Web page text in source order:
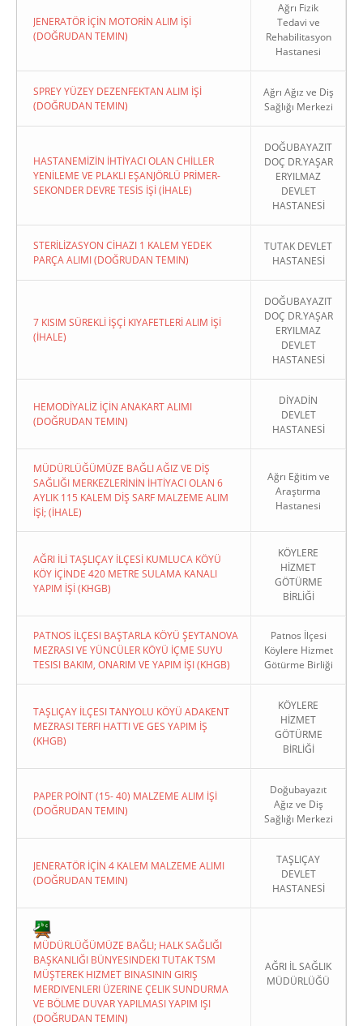
JENERATÖR İÇİN MOTORİN ALIM İŞİ
(DOĞRUDAN TEMIN)
Ağrı Fizik
Tedavi ve
Rehabilitasyon
Hastanesi
SPREY YÜZEY DEZENFEKTAN ALIM İŞİ
(DOĞRUDAN TEMIN)
Ağrı Ağız ve Diş
Sağlığı Merkezi
HASTANEMİZİN İHTİYACI OLAN CHİLLER
YENİLEME VE PLAKLI EŞANJÖRLÜ PRİMER-
SEKONDER DEVRE TESİS İŞİ (İHALE)
DOĞUBAYAZIT
DOÇ DR.YAŞAR
ERYILMAZ
DEVLET
HASTANESİ
STERİLİZASYON CİHAZI 1 KALEM YEDEK
PARÇA ALIMI (DOĞRUDAN TEMIN)
TUTAK DEVLET
HASTANESİ
7 KISIM SÜREKLİ İŞÇİ KIYAFETLERİ ALIM İŞİ
(İHALE)
DOĞUBAYAZIT
DOÇ DR.YAŞAR
ERYILMAZ
DEVLET
HASTANESİ
HEMODİYALİZ İÇİN ANAKART ALIMI
(DOĞRUDAN TEMIN)
DİYADİN
DEVLET
HASTANESİ
MÜDÜRLÜĞÜMÜZE BAĞLI AĞIZ VE DİŞ
SAĞLIĞI MERKEZLERİNİN İHTİYACI OLAN 6
AYLIK 115 KALEM DİŞ SARF MALZEME ALIM
İŞİ; (İHALE)
Ağrı Eğitim ve
Araştırma
Hastanesi
AĞRI İLİ TAŞLIÇAY İLÇESİ KUMLUCA KÖYÜ
KÖY İÇİNDE 420 METRE SULAMA KANALI
YAPIM İŞİ (KHGB)
KÖYLERE
HİZMET
GÖTÜRME
BİRLİĞİ
PATNOS İLÇESI BAŞTARLA KÖYÜ ŞEYTANOVA
MEZRASI VE YÜNCÜLER KÖYÜ İÇME SUYU
TESISI BAKIM, ONARIM VE YAPIM İŞI (KHGB)
Patnos İlçesi
Köylere Hizmet
Götürme Birliği
TAŞLIÇAY İLÇESI TANYOLU KÖYÜ ADAKENT
MEZRASI TERFI HATTI VE GES YAPIM İŞ
(KHGB)
KÖYLERE
HİZMET
GÖTÜRME
BİRLİĞİ
PAPER POİNT (15- 40) MALZEME ALIM İŞİ
(DOĞRUDAN TEMIN)
Doğubayazıt
Ağız ve Diş
Sağlığı Merkezi
JENERATÖR İÇİN 4 KALEM MALZEME ALIMI
(DOĞRUDAN TEMIN)
TAŞLIÇAY
DEVLET
HASTANESİ
MÜDÜRLÜĞÜMÜZE BAĞLI; HALK SAĞLIĞI
BAŞKANLIĞI BÜNYESINDEKI TUTAK TSM
MÜŞTEREK HIZMET BINASININ GIRIŞ
MERDIVENLERI ÜZERINE ÇELIK SUNDURMA
VE BÖLME DUVAR YAPILMASI YAPIM IŞI
(DOĞRUDAN TEMIN)
AĞRI İL SAĞLIK
MÜDÜRLÜĞÜ